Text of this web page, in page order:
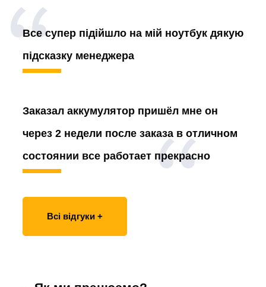
Все супер підійшло на мій ноутбук дякую
підсказку менеджера
Заказал аккумулятор пришёл мне он
через 2 недели после заказа в отличном
состоянии все работает прекрасно
Всі відгуки +